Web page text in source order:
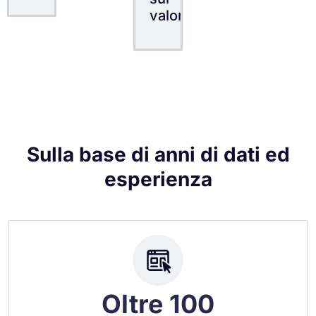
valore
Sulla base di anni di dati ed
esperienza
Oltre 100